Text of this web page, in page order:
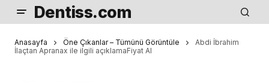
Dentiss.com
Anasayfa Öne Çıkanlar – Tümünü Görüntüle
Abdi İbrahim
İlaçtan Apranax ile ilgili açıklamaFiyat Al